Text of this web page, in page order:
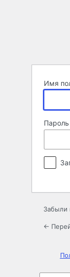
Имя
Пароль
Забыли
←